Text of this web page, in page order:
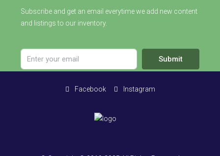
Subscribe and get an email everytime we add new content
and listings to our inventory.
Submit
Facebook Instagram